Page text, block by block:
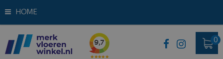
HOME